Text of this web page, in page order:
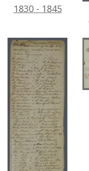
1830- 1845